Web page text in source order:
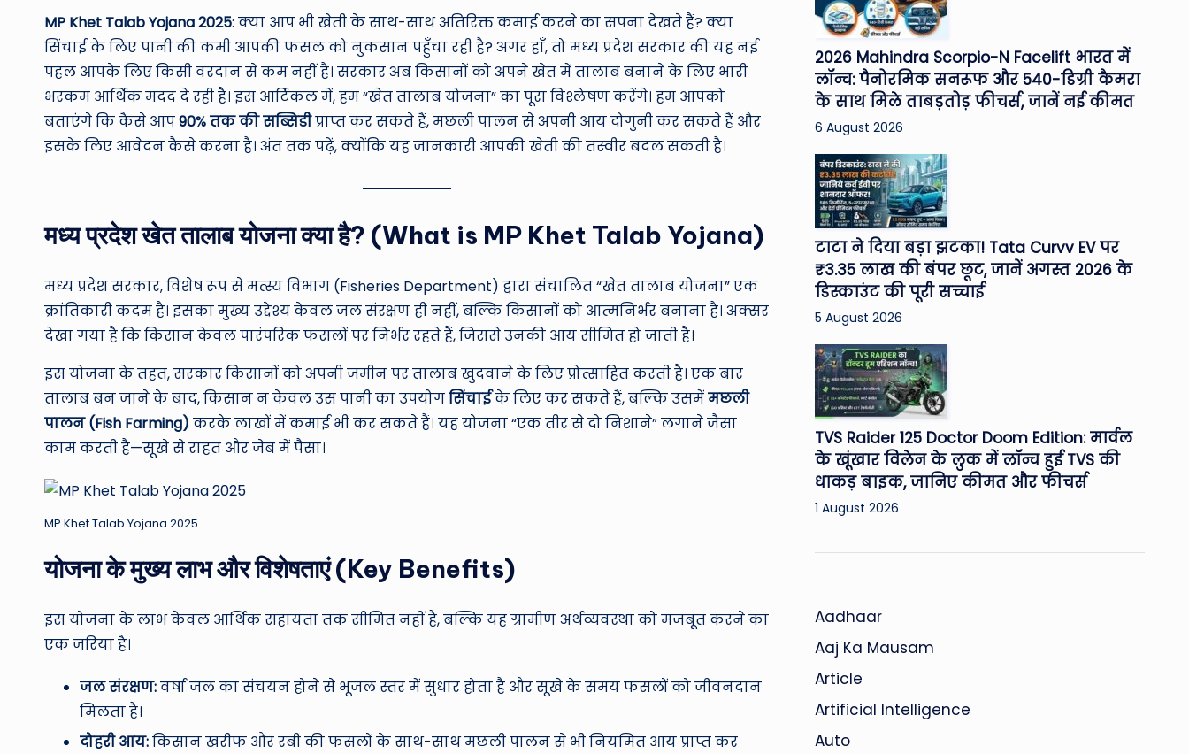
&
M
o
vi
e
w
s
ro
u
e
o
rl
MP Khet Talab Yojana 2025: क्या आप भी खेती के साथ-साथ अतिरिक्त कमाई करने का सपना देखते हैं? क्या
सिंचाई के लिए पानी की कमी आपकी फसल को नुकसान पहुँचा रही है? अगर हाँ, तो मध्य प्रदेश सरकार की यह नई
पहल आपके लिए किसी वरदान से कम नहीं है। सरकार अब किसानों को अपने खेत में तालाब बनाने के लिए भारी
भरकम आर्थिक मदद दे रही है। इस आर्टिकल में, हम “खेत तालाब योजना” का पूरा विश्लेषण करेंगे। हम आपको
बताएंगे कि कैसे आप90% तक की सब्सिडीप्राप्त कर सकते हैं, मछली पालन से अपनी आय दोगुनी कर सकते हैं और
इसके लिए आवेदन कैसे करना है। अंत तक पढ़ें, क्योंकि यह जानकारी आपकी खेती की तस्वीर बदल सकती है।
मध्य प्रदेश खेत तालाब योजना क्या है? (What is MP Khet Talab Yojana)
मध्य प्रदेश सरकार, विशेष रूप से मत्स्य विभाग (Fisheries Department) द्वारा संचालित “खेत तालाब योजना” एक
क्रांतिकारी कदम है। इसका मुख्य उद्देश्य केवल जल संरक्षण ही नहीं, बल्कि किसानों को आत्मनिर्भर बनाना है। अक्सर
देखा गया है कि किसान केवल पारंपरिक फसलों पर निर्भर रहते हैं, जिससे उनकी आय सीमित हो जाती है।
इस योजना के तहत, सरकार किसानों को अपनी जमीन पर तालाब खुदवाने के लिए प्रोत्साहित करती है। एक बार
तालाब बन जाने के बाद, किसान न केवल उस पानी का उपयोगसिंचाईके लिए कर सकते हैं, बल्कि उसमेंमछली
पालन (Fish Farming) करके लाखों में कमाई भी कर सकते हैं। यह योजना “एक तीर से दो निशाने” लगाने जैसा
काम करती है—सूखे से राहत और जेब में पैसा।
MP Khet Talab Yojana 2025
योजना के मुख्य लाभ और विशेषताएं (Key Benefits)
इस योजना के लाभ केवल आर्थिक सहायता तक सीमित नहीं हैं, बल्कि यह ग्रामीण अर्थव्यवस्था को मजबूत करने का
एक जरिया है।
जल संरक्षण:वर्षा जल का संचयन होने से भूजल स्तर में सुधार होता है और सूखे के समय फसलों को जीवनदान
मिलता है।
दोहरी आय:किसान खरीफ और रबी की फसलों के साथ-साथ मछली पालन से भी नियमित आय प्राप्त कर
2026 Mahindra Scorpio-N Facelift भारत में
लॉन्च: पैनोरमिक सनरूफ और 540-डिग्री कैमरा
के साथ मिले ताबड़तोड़ फीचर्स, जानें नई कीमत
6 August 2026
टाटा ने दिया बड़ा झटका! Tata Curvv EV पर
₹3.35 लाख की बंपर छूट, जानें अगस्त 2026 के
डिस्काउंट की पूरी सच्चाई
5 August 2026
TVS Raider 125 Doctor Doom Edition: मार्वल
के खूंखार विलेन के लुक में लॉन्च हुई TVS की
धाकड़ बाइक, जानिए कीमत और फीचर्स
1 August 2026
Aadhaar
Aaj Ka Mausam
Article
Artificial Intelligence
Auto